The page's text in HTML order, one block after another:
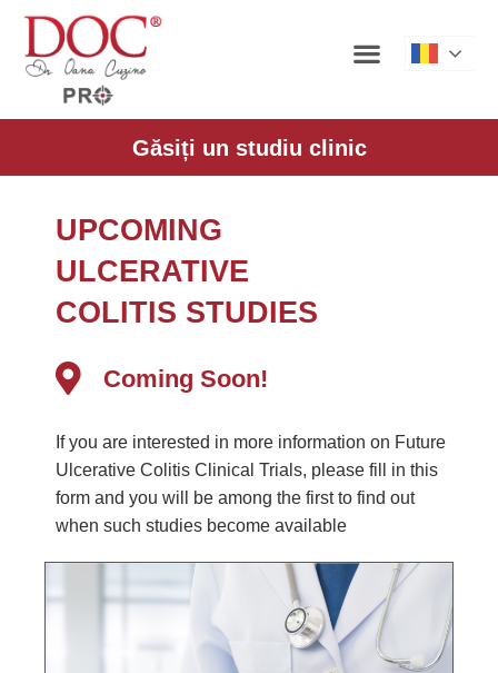
Găsiți un studiu clinic
UPCOMING
ULCERATIVE
COLITIS STUDIES
Coming Soon!
If you are interested in more information on Future
Ulcerative Colitis Clinical Trials, please fill in this
form and you will be among the first to find out
when such studies become available